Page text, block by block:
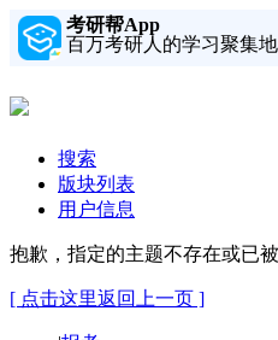
考研帮App
百万考研人的学习聚集地
搜索
版块列表
用户信息
抱歉，指定的主题不存在或已
[ 点击这里返回上一页 ]